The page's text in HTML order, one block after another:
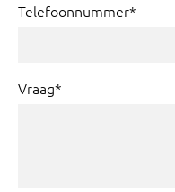
Telefoonnummer*
Vraag*